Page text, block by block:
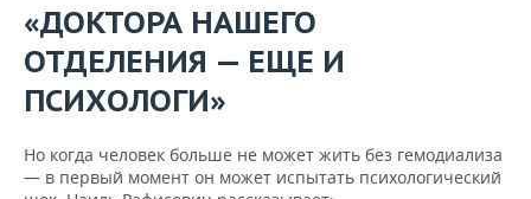
«ДОКТОРА НАШЕГО
ОТДЕЛЕНИЯ — ЕЩЕ И
ПСИХОЛОГИ»
Но когда человек больше не может жить без гемодиализа
— в первый момент он может испытать психологический